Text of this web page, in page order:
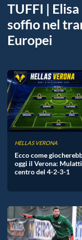
TUFFI |
soffio nel
Europei
HELLAS VERONA
Ecco come
oggi il Verona:
centro del 4-2-3-1